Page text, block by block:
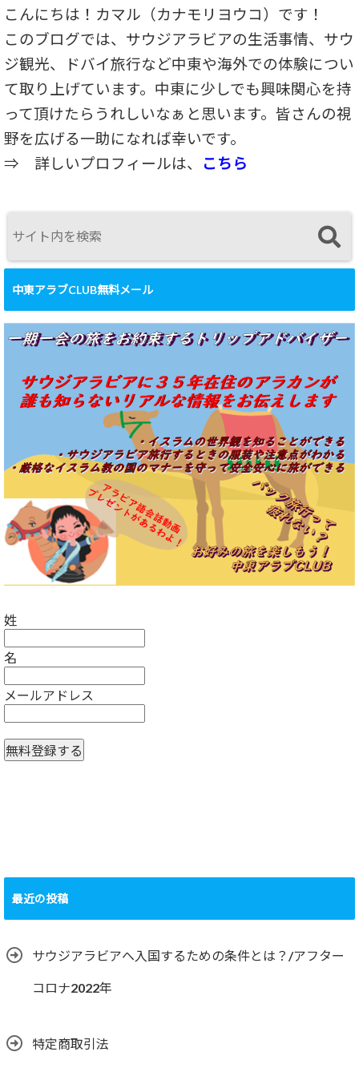
こんにちは！カマル（カナモリヨウコ）です！
このブログでは、サウジアラビアの生活事情、サウ
ジ観光、ドバイ旅行など中東や海外での体験につい
て取り上げています。中東に少しでも興味関心を持
って頂けたらうれしいなぁと思います。皆さんの視
野を広げる一助になれば幸いです。
⇒ 詳しいプロフィールは、 こちら
中東アラブCLUB無料メール
姓
名
メールアドレス
最近の投稿
サウジアラビアへ入国するための条件とは？/アフター
コロナ2022年
特定商取引法